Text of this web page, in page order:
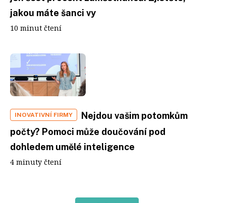
jakou máte šanci vy
10 minut čtení
INOVATIVNÍ FIRMY
Nejdou vašim potomkům
počty? Pomoci může doučování pod
dohledem umělé inteligence
4 minuty čtení